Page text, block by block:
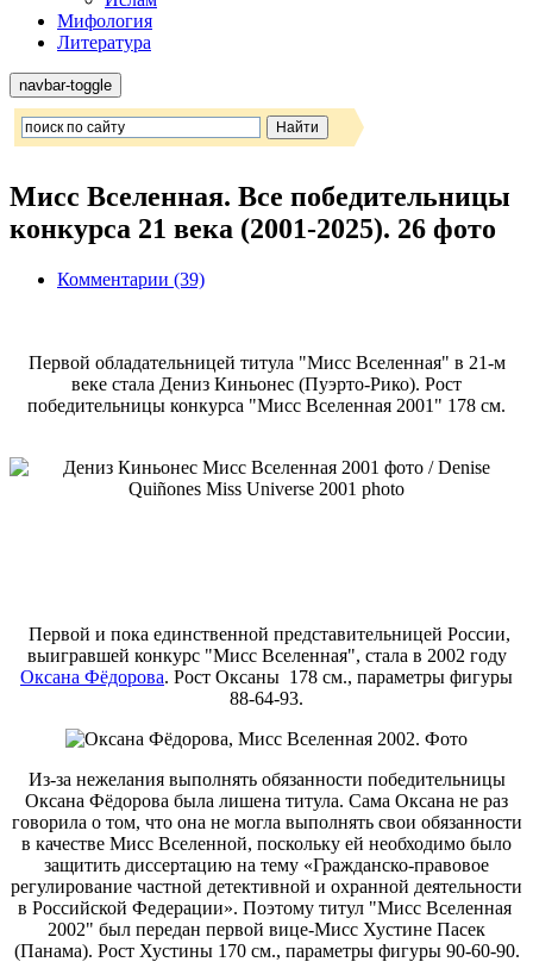
Мифология
Литература
navbar-toggle
Мисс Вселенная. Все победительницы
конкурса 21 века (2001-2025). 26 фото
Комментарии (39)
Первой обладательницей титула "Мисс Вселенная" в 21-м
веке стала Дениз Киньонес (Пуэрто-Рико). Рост
победительницы конкурса "Мисс Вселенная 2001" 178 см.
Первой и пока единственной представительницей России,
выигравшей конкурс "Мисс Вселенная", стала в 2002 году
Оксана Фёдорова. Рост Оксаны 178 см., параметры фигуры
88-64-93.
Из-за нежелания выполнять обязанности победительницы
Оксана Фёдорова была лишена титула. Сама Оксана не раз
говорила о том, что она не могла выполнять свои обязанности
в качестве Мисс Вселенной, поскольку ей необходимо было
защитить диссертацию на тему «Гражданско-правовое
регулирование частной детективной и охранной деятельности
в Российской Федерации». Поэтому титул "Мисс Вселенная
2002" был передан первой вице-Мисс Хустине Пасек
(Панама). Рост Хустины 170 см., параметры фигуры 90-60-90.